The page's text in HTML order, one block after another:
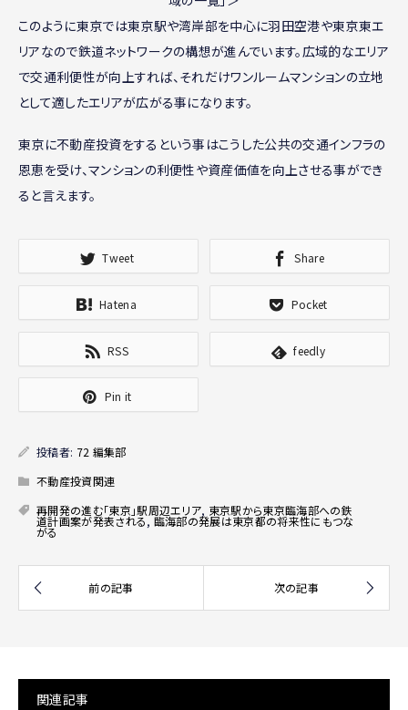
このように東京では東京駅や湾岸部を中心に羽田空港や東京東エ
リアなので鉄道ネットワークの構想が進んでいます。広域的なエリア
で交通利便性が向上すれば、それだけワンルームマンションの立地
として適したエリアが広がる事になります。
東京に不動産投資をするという事はこうした公共の交通インフラの
恩恵を受け、マンションの利便性や資産価値を向上させる事ができ
ると言えます。
Tweet Share
Hatena Pocket
RSS feedly
Pin it
投稿者: 72 編集部
不動産投資関連
再開発の進む「東京」駅周辺エリア, 東京駅から東京臨海部への鉄
道計画案が発表される,臨海部の発展は東京都の将来性にもつな
がる
関連記事